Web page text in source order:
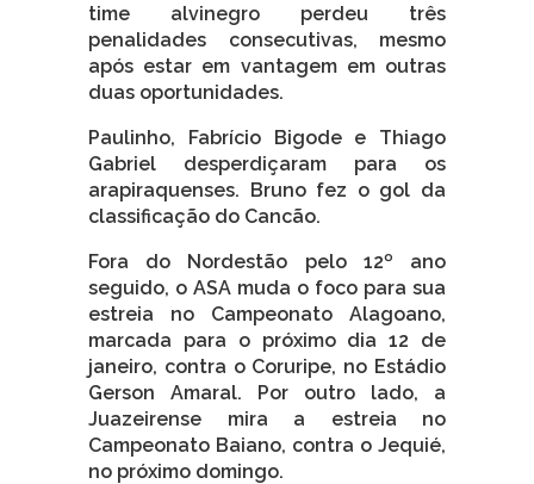
time alvinegro perdeu três
penalidades consecutivas, mesmo
após estar em vantagem em outras
duas oportunidades.
Paulinho, Fabrício Bigode e Thiago
Gabriel desperdiçaram para os
arapiraquenses. Bruno fez o gol da
classificação do Cancão.
Fora do Nordestão pelo 12º ano
seguido, o ASA muda o foco para sua
estreia no Campeonato Alagoano,
marcada para o próximo dia 12 de
janeiro, contra o Coruripe, no Estádio
Gerson Amaral. Por outro lado, a
Juazeirense mira a estreia no
Campeonato Baiano, contra o Jequié,
no próximo domingo.